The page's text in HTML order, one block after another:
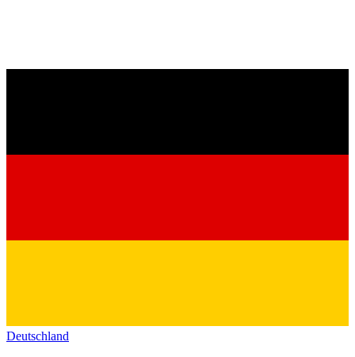
Deutschland